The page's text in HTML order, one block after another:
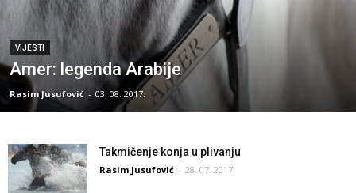
VIJESTI
Amer: legenda Arabije
Rasim Jusufović - 03. 08. 2017.
Takmičenje konja u plivanju
Rasim Jusufović - 28. 07. 2017.